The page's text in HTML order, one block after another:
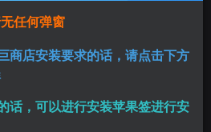
分未解锁
程序使用人工智能一键生成令
任何弹窗
商店安装要求的话，请点击下方
话，可以进行安装苹果签进行安